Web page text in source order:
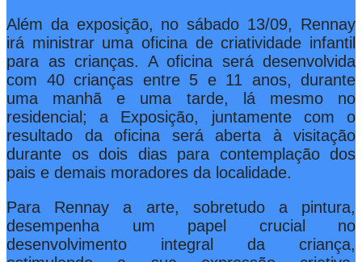
Além da exposição, no sábado 13/09, Rennay
irá ministrar uma oficina de criatividade infantil
para as crianças. A oficina será desenvolvida
com 40 crianças entre 5 e 11 anos, durante
uma manhã e uma tarde, lá mesmo no
residencial; a Exposição, juntamente com o
resultado da oficina será aberta à visitação
durante os dois dias para contemplação dos
pais e demais moradores da localidade.
Para Rennay a arte, sobretudo a pintura,
desempenha um papel crucial no
desenvolvimento integral da criança,